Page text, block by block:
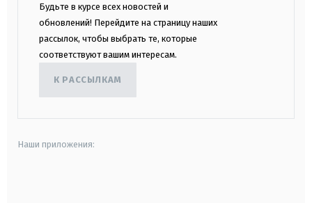
Будьте в курсе всех новостей и
обновлений! Перейдите на страницу наших
рассылок, чтобы выбрать те, которые
соответствуют вашим интересам.
К РАССЫЛКАМ
Наши приложения: